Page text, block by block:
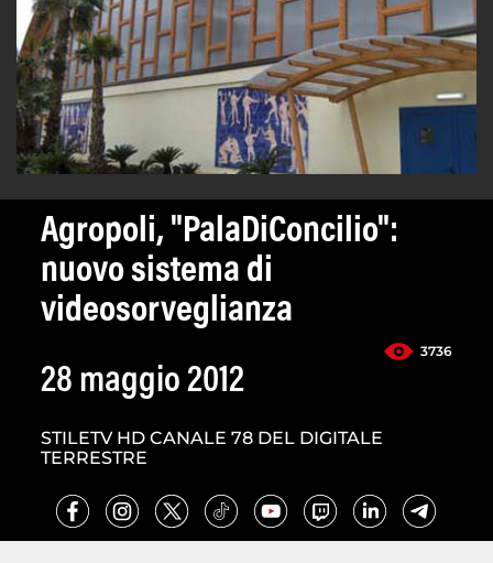
Agropoli, "PalaDiConcilio":
nuovo sistema di
videosorveglianza
3736
28 maggio 2012
STILETV HD CANALE 78 DEL DIGITALE
TERRESTRE